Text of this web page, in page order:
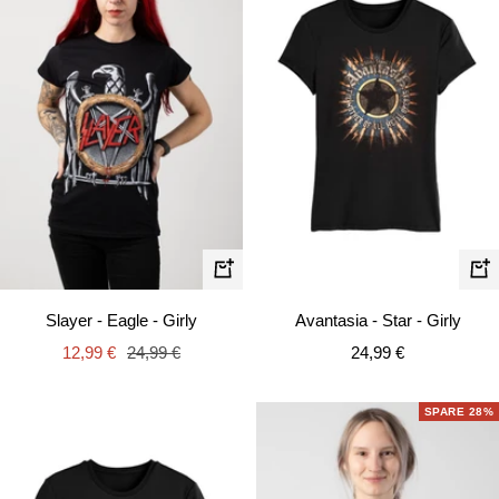
Schnellansicht
Slayer - Eagle - Girly
Angebotspreis
12,99 € Regulärer
24,99 €
Avantasia - Star - Girly
Angebotspreis
24,99 €
SPARE 28%